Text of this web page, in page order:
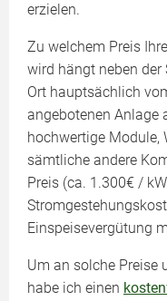
erzielen.
Zu welchem Preis
wird hängt neben
Ort hauptsächlich
angebotenen Anlage
hochwertige Module,
sämtliche andere
Preis (ca. 1.300€ /
Einspeisevergütung
Um an solche Preise
habe ich einen